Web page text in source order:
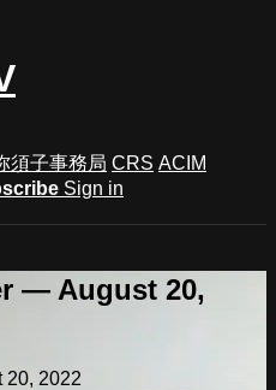
須子事務局 CRS ACIM
Sign in
— August 20,
20, 2022